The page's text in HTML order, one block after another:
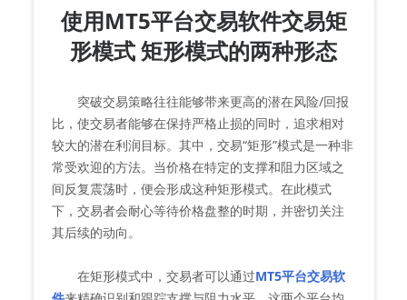
的两种形态
使用MT5平台交易软件交易矩
形模式 矩形模式的两种形态
突破交易策略往往能够带来更高的潜在风险/回报
比，使交易者能够在保持严格止损的同时，追求相对
较大的潜在利润目标。其中，交易“矩形”模式是一种非
常受欢迎的方法。当价格在特定的支撑和阻力区域之
间反复震荡时，便会形成这种矩形模式。在此模式
下，交易者会耐心等待价格盘整的时期，并密切关注
其后续的动向。
在矩形模式中，交易者可以通过MT5平台交易软